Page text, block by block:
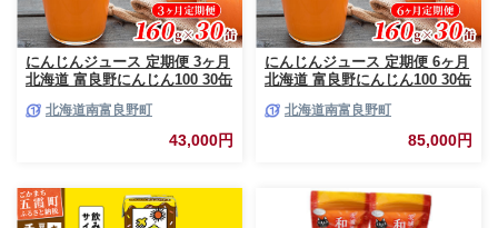
にんじんジュース 定期便 3ヶ月
北海道 富良野にんじん100 30缶
ース 野菜ジュース キャロット
ジュース 野菜 飲料 缶 ケース買
い 箱 買い 1ケース ギフト 備蓄
しみ 3回
北海道南富良野町
43,000円
にんじんジュース 定期便 6ヶ月
北海道 富良野にんじん100 30缶
ース 野菜ジュース キャロット
ジュース 野菜 飲料 缶 ケース買
い 箱 買い 1ケース ギフト 備蓄
北海道南富良野町
85,000円